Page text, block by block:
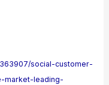
social-customer-
market-leading-